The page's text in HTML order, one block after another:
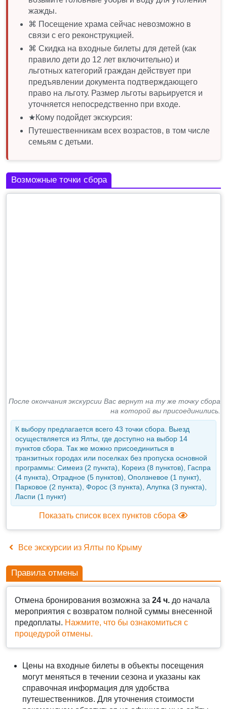
жажды.
⌘ Посещение храма сейчас невозможно в
связи с его реконструкцией.
⌘ Скидка на входные билеты для детей (как
правило дети до 12 лет включительно) и
льготных категорий граждан действует при
предъявлении документа подтверждающего
право на льготу. Размер льготы варьируется и
уточняется непосредственно при входе.
★Кому подойдет экскурсия:
Путешественникам всех возрастов, в том числе
семьям с детьми.
Возможные точки сбора
После окончания экскурсии Вас вернут на ту же точку сбора
на которой вы присоединились.
К выбору предлагается всего 43 точки сбора. Выезд
осуществляется из Ялты, где доступно на выбор 14
пунктов сбора. Так же можно присоединиться в
транзитных городах или поселках без пропуска основной
программы: Симеиз (2 пункта), Кореиз (8 пунктов), Гаспра
(4 пункта), Отрадное (5 пунктов), Оползневое (1 пункт),
Парковое (2 пункта), Форос (3 пункта), Алупка (3 пункта),
Ласпи (1 пункт)
Показать список всех пунктов сбора
Все экскурсии из Ялты по Крыму
Правила отмены
Отмена бронирования возможна за 24 ч. до начала
мероприятия с возвратом полной суммы внесенной
предоплаты. Нажмите, что бы ознакомиться с
процедурой отмены.
Цены на входные билеты в объекты посещения
могут меняться в течении сезона и указаны как
справочная информация для удобства
путешественников. Для уточнения стоимости